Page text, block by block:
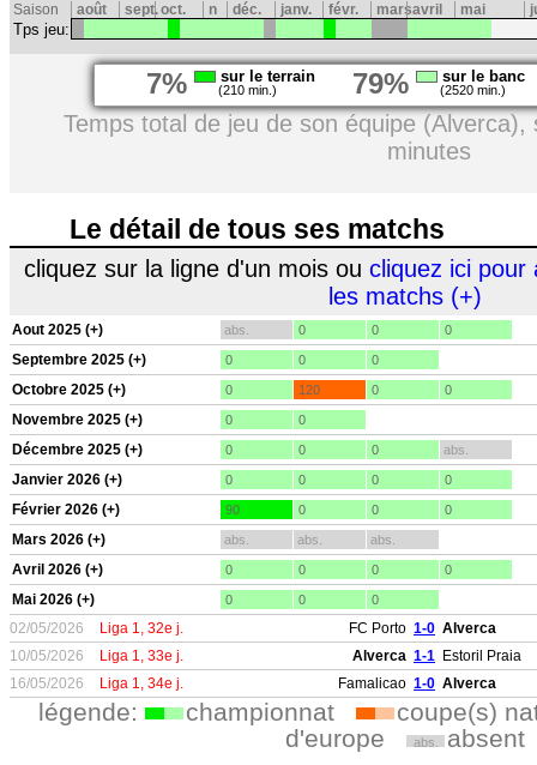
Saison août sept.oct. n déc. janv. févr. marsavril mai
Tps jeu:
7% sur le terrain
(210 min.) 79% sur le banc
(2520 min.)
Temps total de jeu de son équipe
minutes
Le détail de tous ses matchs
cliquez sur la ligne d'un mois ou cliquez ici pour
les matchs (+)
Aout 2025 (+) abs. 0 0 0
Septembre 2025 (+) 0 0 0
Octobre 2025 (+) 0 120 0 0
Novembre 2025 (+) 0 0
Décembre 2025 (+) 0 0 0 abs.
Janvier 2026 (+) 0 0 0 0
Février 2026 (+) 90 0 0 0
Mars 2026 (+) abs. abs. abs.
Avril 2026 (+) 0 0 0 0
Mai 2026 (+) 0 0 0
02/05/2026 Liga 1, 32e j. FC Porto 1-0 Alverca
10/05/2026
Liga 1, 33e j. Alverca 1-1 Estoril Praia
16/05/2026
Liga 1, 34e j. Famalicao 1-0 Alverca
légende: championnat
coupe(s)
d'europe
abs. absent